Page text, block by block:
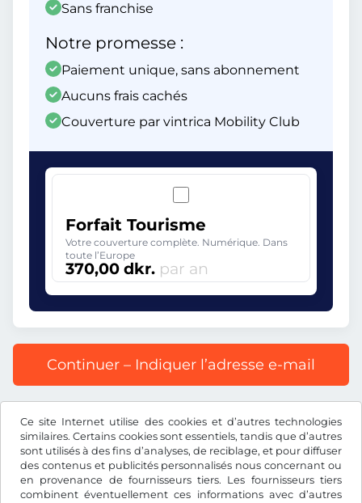
Ce site Internet utilise des cookies et d’autres technologies
similaires. Certains cookies sont essentiels, tandis que d’autres
sont utilisés à des fins d’analyses, de reciblage, et pour diffuser
des contenus et publicités personnalisés nous concernant ou
en provenance de fournisseurs tiers. Les fournisseurs tiers
combinent éventuellement ces informations avec d’autres
Sans franchise
Notre promesse :
Paiement unique, sans abonnement
Aucuns frais cachés
Couverture par vintrica Mobility Club
Forfait Tourisme
Votre couverture complète. Numérique. Dans
toute l’Europe
370,00 dkr. par an
Continuer – Indiquer l’adresse e-mail
compris les frais d’enregistrement et la TVA.